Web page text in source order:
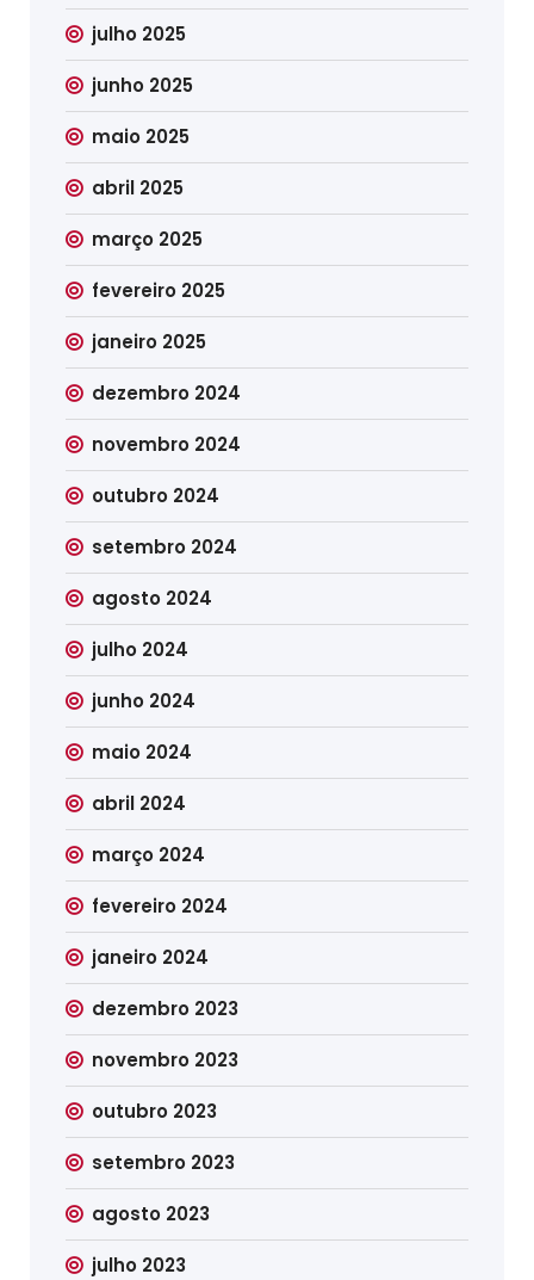
julho 2025
junho 2025
maio 2025
abril 2025
março 2025
fevereiro 2025
janeiro 2025
dezembro 2024
novembro 2024
outubro 2024
setembro 2024
agosto 2024
julho 2024
junho 2024
maio 2024
abril 2024
março 2024
fevereiro 2024
janeiro 2024
dezembro 2023
novembro 2023
outubro 2023
setembro 2023
agosto 2023
julho 2023